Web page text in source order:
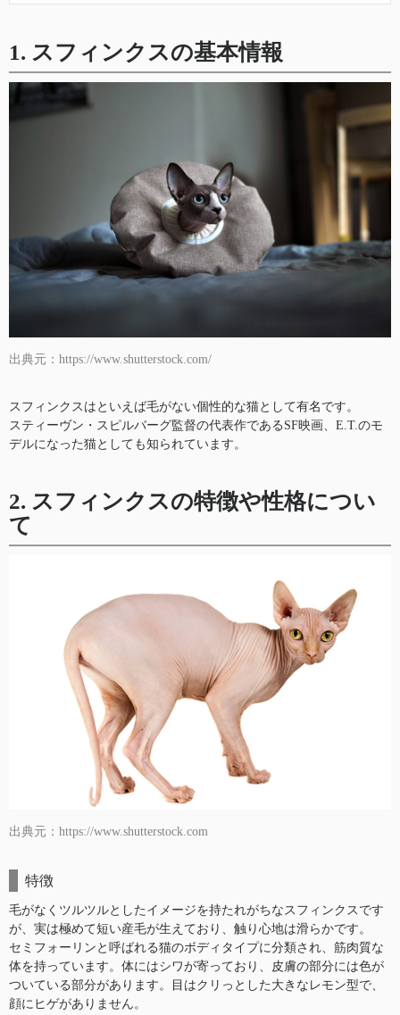
1. スフィンクスの基本情報
出典元：https://www.shutterstock.com/
スフィンクスはといえば毛がない個性的な猫として有名です。
スティーヴン・スピルバーグ監督の代表作であるSF映画、E.T.のモ
デルになった猫としても知られています。
2. スフィンクスの特徴や性格につい
て
出典元：https://www.shutterstock.com
特徴
毛がなくツルツルとしたイメージを持たれがちなスフィンクスです
が、実は極めて短い産毛が生えており、触り心地は滑らかです。
セミフォーリンと呼ばれる猫のボディタイプに分類され、筋肉質な
体を持っています。体にはシワが寄っており、皮膚の部分には色が
ついている部分があります。目はクリっとした大きなレモン型で、
顔にヒゲがありません。